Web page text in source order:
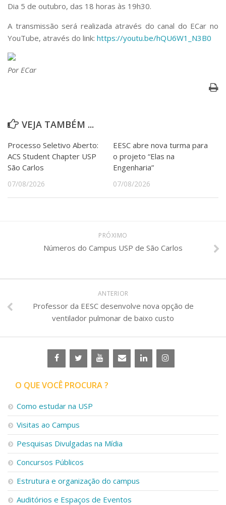
Bibliotecas
Segurança, Trânsito e Prevenção
RH, Administrativo e Financeiro
Comunicação
Defesa de Teses
Dia 5 de outubro, das 18 horas às 19h30.
A transmissão será realizada através do canal do ECar no
YouTube, através do link: https://youtu.be/hQU6W1_ N3B0
Por ECar
VEJA TAMBÉM ...
Processo Seletivo Aberto:
ACS Student Chapter USP
São Carlos
07/08/2026
EESC abre nova turma para
o projeto “Elas na
Engenharia”
07/08/2026
PRÓXIMO
Números do Campus USP de São Carlos
ANTERIOR
Professor da EESC desenvolve nova opção de
ventilador pulmonar de baixo custo
O QUE VOCÊ PROCURA ?
Como estudar na USP
Visitas ao Campus
Pesquisas Divulgadas na Mídia
Concursos Públicos
Estrutura e organização do campus
Auditórios e Espaços de Eventos